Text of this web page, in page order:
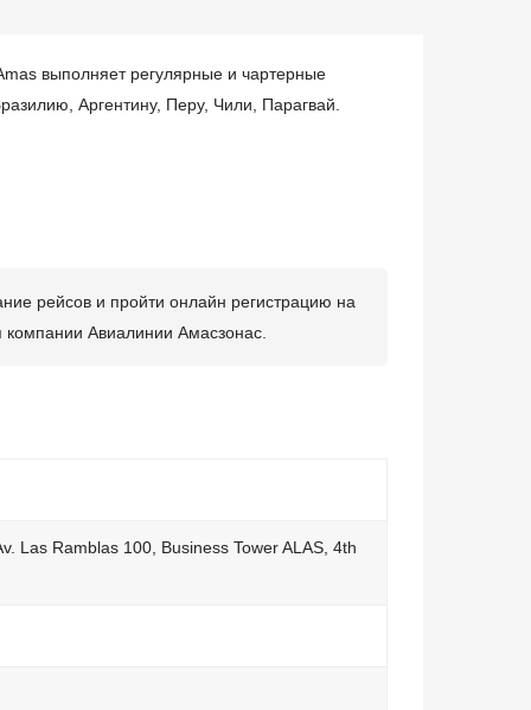
выполняет регулярные и чартерные
Аргентину, Перу, Чили, Парагвай.
рейсов и пройти онлайн регистрацию на
Авиалинии Амасзонас.
Las Ramblas 100, Business Tower ALAS, 4th